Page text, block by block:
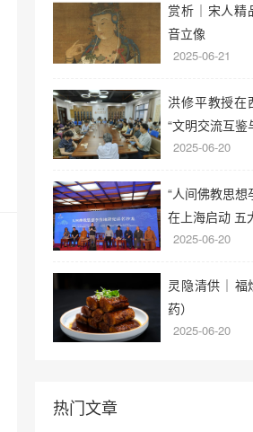
赏析｜宋人精
音立像
2025-06-21
洪修平教授在
“文明交流互鉴
学术讲座
2025-06-20
“人间佛教思想
在上海启动 五
2025-06-20
灵隐清供｜​福
药）
2025-06-20
热门文章